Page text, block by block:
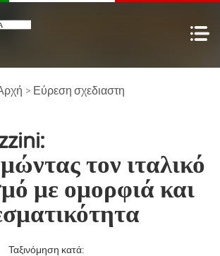
> Εύρεση σχεδιαστη
τον ιταλικό
με ομορφιά και
Ταξινόμηση κατά: